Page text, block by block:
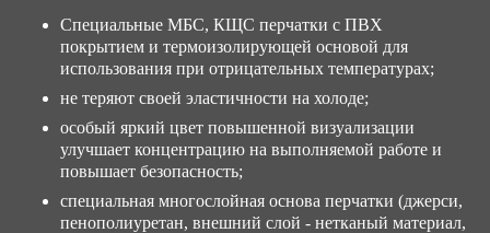
Специальные МБС, КЩС перчатки с ПВХ
покрытием и термоизолирующей основой для
использования при отрицательных температурах;
не теряют своей эластичности на холоде;
особый яркий цвет повышенной визуализации
улучшает концентрацию на выполняемой работе и
повышает безопасность;
специальная многослойная основа перчатки (джерси,
пенополиуретан, внешний слой - нетканый материал,